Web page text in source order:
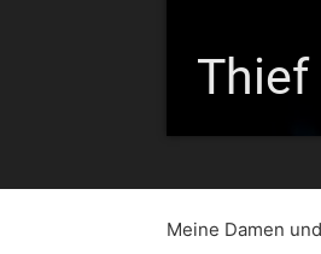
Meine Damen